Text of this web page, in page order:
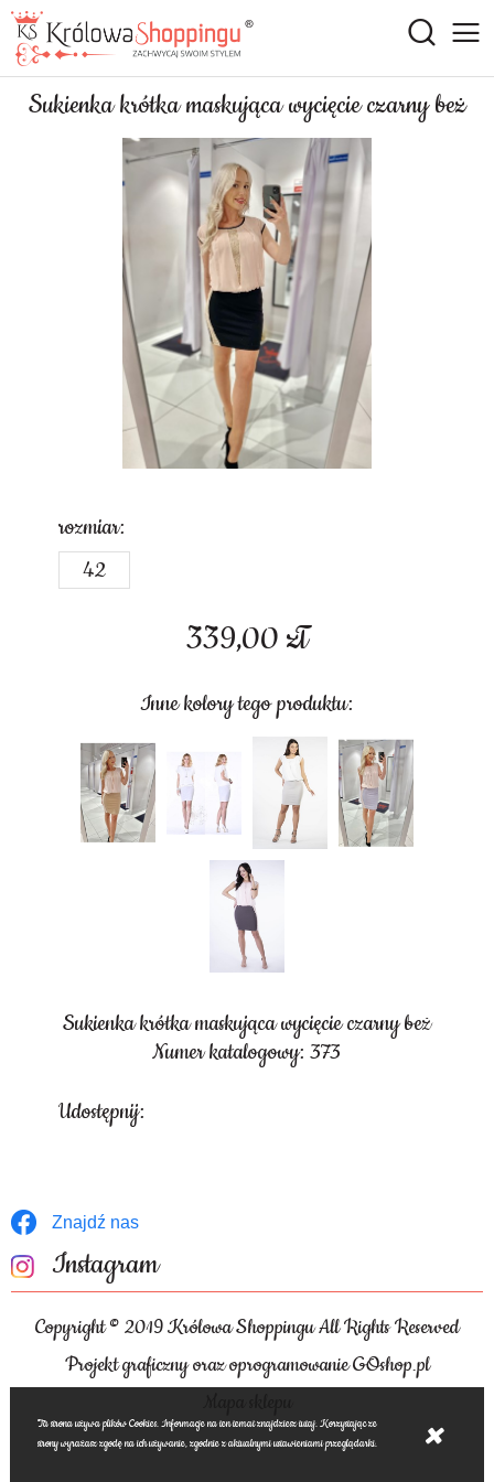
Sukienka krótka maskująca wycięcie czarny beż
339,00 zł
Inne kolory tego produktu:
rozmiar:
42
Sukienka krótka maskująca wycięcie czarny beż
Numer katalogowy: 373
Udostępnij:
Znajdź nas
Instagram
Copyright © 2019 Królowa Shoppingu All Rights Reserved
Projekt graficzny oraz oprogramowanie GOshop.pl
Ta strona używa plików Cookies. Informacje na ten temat znajdziesz tutaj. Korzystając ze
strony wyrażasz zgodę na ich używanie, zgodnie z aktualnymi ustawieniami przeglądarki.